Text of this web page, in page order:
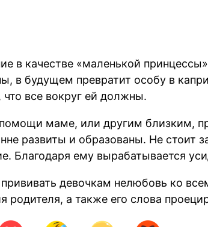
в качестве «маленькой
в будущем превратит особу в
что все вокруг ей должны.
маме, или другим близким,
развиты и образованы. Не стоит
Благодаря ему вырабатывается
прививать девочкам нелюбовь ко
родителя, а также его слова